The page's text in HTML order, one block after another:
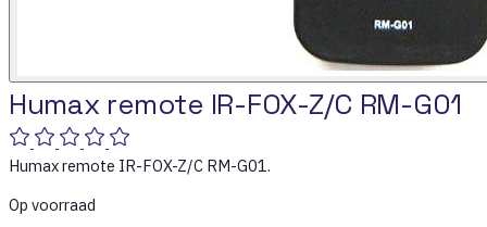
Humax remote IR-FOX-Z/C RM-G01
Humax remote IR-FOX-Z/C RM-G01.
Op voorraad